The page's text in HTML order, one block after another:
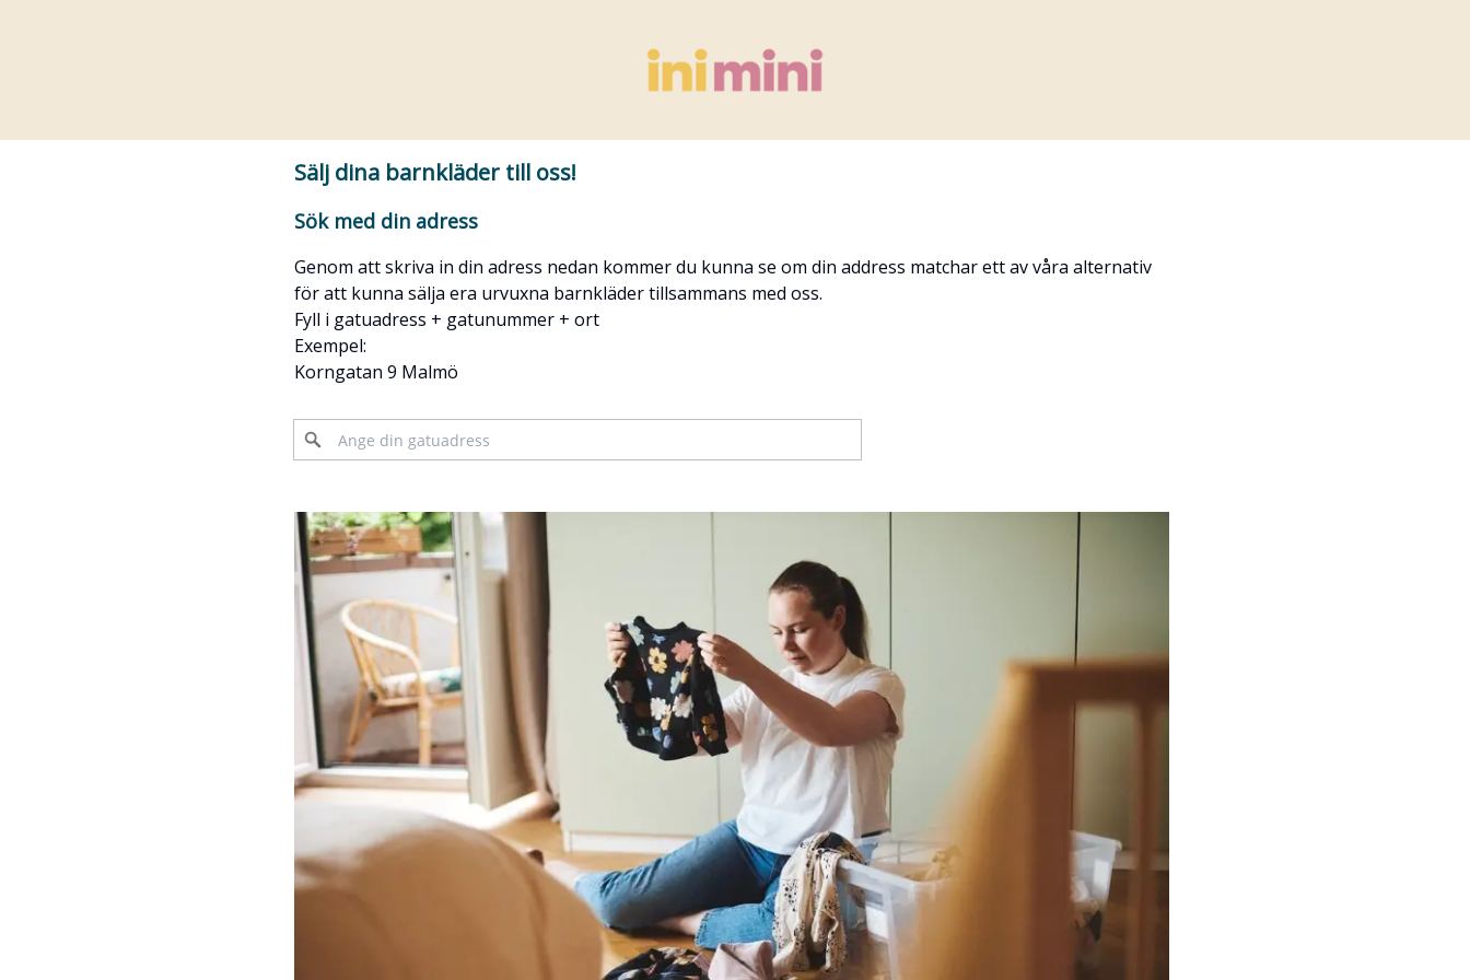
Sälj dina barnkläder till oss!
Sök med din adress
Genom att skriva in din adress nedan kommer du kunna se om din address matchar ett av våra alternativ
för att kunna sälja era urvuxna barnkläder tillsammans med oss.
Fyll i gatuadress + gatunummer + ort
Exempel:
Korngatan 9 Malmö